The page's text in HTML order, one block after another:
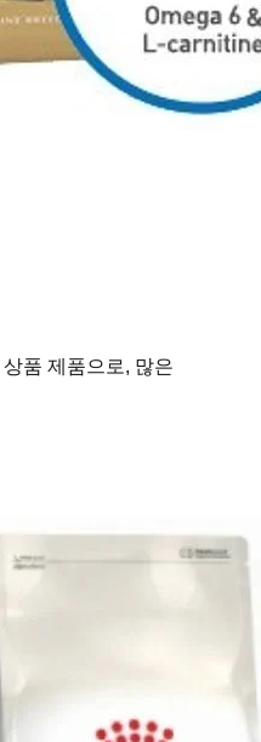
품 제품으로, 많은